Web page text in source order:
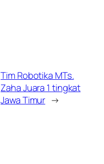
Tim Robotika MTs.
Zaha Juara 1 tingkat
Jawa Timur →